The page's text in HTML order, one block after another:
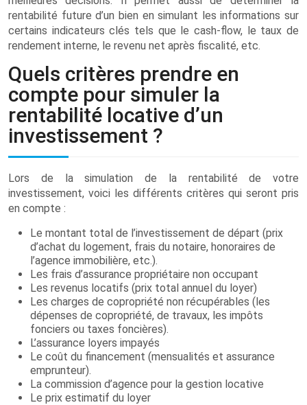
rentabilité future d’un bien en simulant les informations sur
certains indicateurs clés tels que le cash-flow, le taux de
rendement interne, le revenu net après fiscalité, etc.
Quels critères prendre en
compte pour simuler la
rentabilité locative d’un
investissement ?
Lors de la simulation de la rentabilité de votre
investissement, voici les différents critères qui seront pris
en compte :
Le montant total de l’investissement de départ (prix
d’achat du logement, frais du notaire, honoraires de
l’agence immobilière, etc.).
Les frais d’assurance propriétaire non occupant
Les revenus locatifs (prix total annuel du loyer)
Les charges de copropriété non récupérables (les
dépenses de copropriété, de travaux, les impôts
fonciers ou taxes foncières).
L’assurance loyers impayés
Le coût du financement (mensualités et assurance
emprunteur).
La commission d’agence pour la gestion locative
Le prix estimatif du loyer